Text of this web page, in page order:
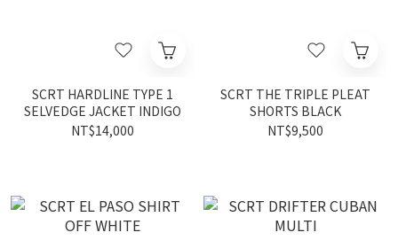
SCRT HARDLINE TYPE 1
SELVEDGE JACKET INDIGO
NT$14,000
SCRT THE TRIPLE PLEAT
SHORTS BLACK
NT$9,500